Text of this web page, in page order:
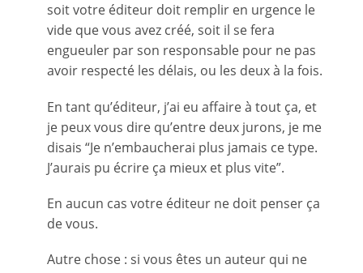
soit votre éditeur doit remplir en urgence le
vide que vous avez créé, soit il se fera
engueuler par son responsable pour ne pas
avoir respecté les délais, ou les deux à la fois.
En tant qu’éditeur, j’ai eu affaire à tout ça, et
je peux vous dire qu’entre deux jurons, je me
disais “Je n’embaucherai plus jamais ce type.
J’aurais pu écrire ça mieux et plus vite”.
En aucun cas votre éditeur ne doit penser ça
de vous.
Autre chose : si vous êtes un auteur qui ne